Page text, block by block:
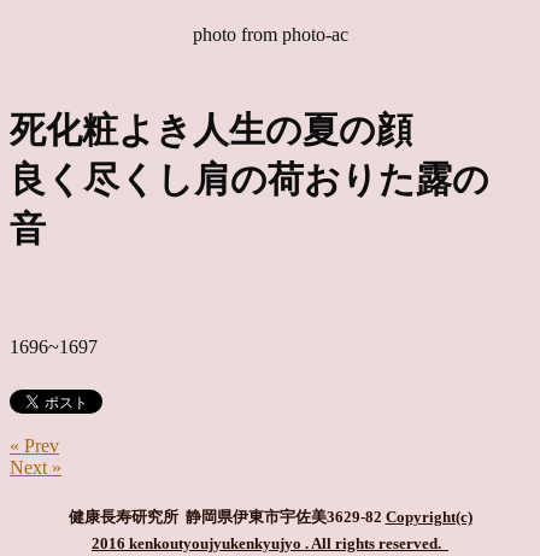
photo from photo-ac
死化粧よき人生の夏の顔
良く尽くし肩の荷おりた露の
音
1696~1697
« Prev
Next »
健康長寿研究所 静岡県伊東市宇佐美3629-82 Copyright(c)
2016 kenkoutyoujyukenkyujyo . All rights reserved.